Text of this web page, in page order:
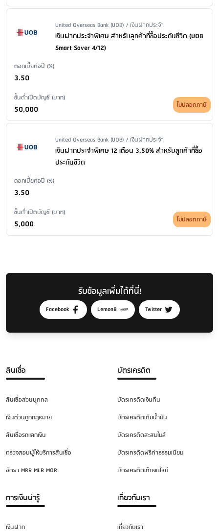
Issuer Name / Financial Product Type
United Overseas Bank (UOB) / เงินฝากประจำ
เงินฝากประจำพิเศษ สำหรับลูกค้าที่ซื้อประกันชีวิต (UOB
Smart Saver 4/12)
ดอกเบี้ยต่อปี (%)
3.50
ขั้นต่ำเปิดบัญชี (บาท)
50,000 ไม่ปลอดภาษี
Issuer Name / Financial Product Type
United Overseas Bank (UOB) / เงินฝากประจำ
เงินฝากประจำพิเศษ 12 เดือน 3.50% สำหรับลูกค้าที่ซื้อ
ประกันชีวิต
ดอกเบี้ยต่อปี (%)
3.50
ขั้นต่ำเปิดบัญชี (บาท)
5,000 ไม่ปลอดภาษี
รับข้อมูลเพิ่มได้ที่นี่!
Facebook Lemon8 Twitter
สินเชื่อ
สินเชื่อส่วนบุคคล
เงินด่วนถูกกฎหมาย
สินเชื่อรถแลกเงิน
ตรวจสอบผู้ให้บริการสินเชื่อ
อัตรา MRR MLR MOR
บัตรเครดิต
บัตรเครดิตเงินคืน
บัตรเครดิตเติมน้ำมัน
บัตรเครดิตสะสมไมล์
บัตรเครดิตฟรีค่าธรรมเนียม
บัตรเครดิตเด็กจบใหม่
การเงินน่ารู้
เงินฝาก
เกี่ยวกับเรา
เกี่ยวกับเรา